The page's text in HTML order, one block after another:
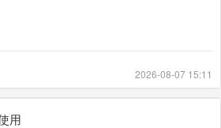
2026-08-07 15:11
用